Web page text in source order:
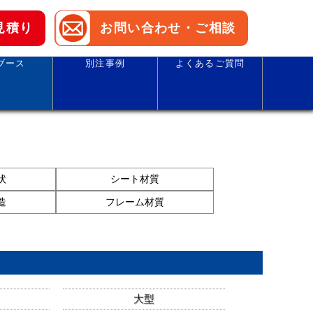
積り お問い合わせ・ご相談
ース 別注事例 よくあるご質問
シート材質
フレーム材質
大型